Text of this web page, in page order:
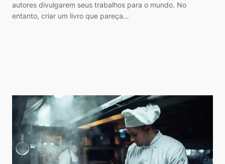
autores divulgarem seus trabalhos para o mundo. No
entanto, criar um livro que pareça…